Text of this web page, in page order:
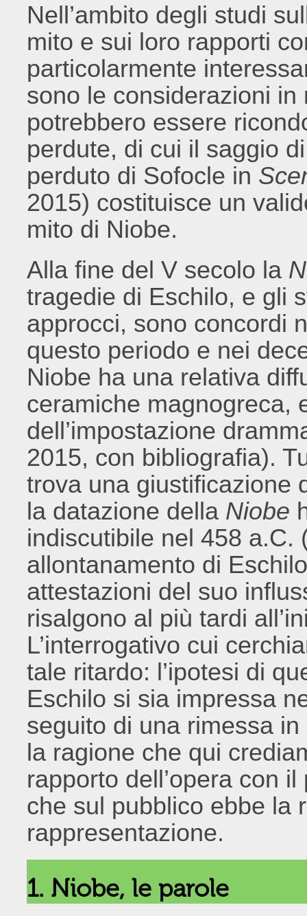
Nell’ambito degli studi
mito e sui loro rapporti
particolarmente
sono le considerazioni
potrebbero essere
perdute, di cui il saggio
perduto di Sofocle in
2015) costituisce un
mito di Niobe.
Alla fine del V secolo la
tragedie di Eschilo, e gli
approcci, sono concordi
questo periodo e nei
Niobe ha una relativa
ceramiche magnogreca,
dell’impostazione
2015, con bibliografia).
trova una giustificazione
la datazione della Niobe
indiscutibile nel 458 a.C.
allontanamento di
attestazioni del suo
risalgono al più tardi
L’interrogativo cui
tale ritardo: l’ipotesi di
Eschilo si sia impressa
seguito di una rimessa
la ragione che qui
rapporto dell’opera con
che sul pubblico ebbe la
rappresentazione.
1. Niobe, le parole